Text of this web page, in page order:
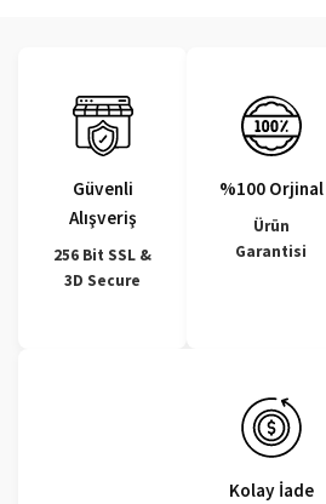
Güvenli
Alışveriş
256 Bit SSL &
3D Secure
%100 Orjinal
Ürün
Garantisi
Kolay İade